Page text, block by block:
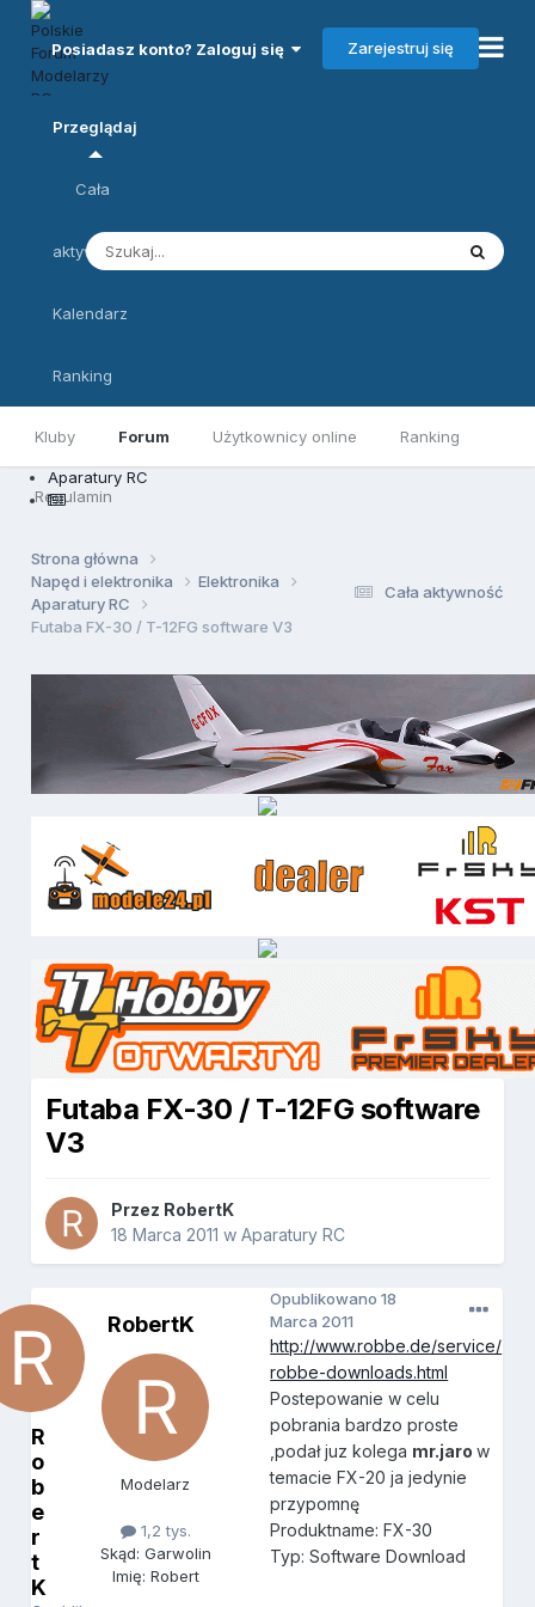
Posiadasz konto? Zaloguj się Zarejestruj się
Przeglądaj
Kluby Forum Użytkownicy online Ranking
Regulamin
Cała
aktywność
Kalendarz
Ranking
Aparatury RC
Cała aktywność
Strona główna
Napęd i elektronika
Elektronika
Aparatury RC
Futaba FX-30 / T-12FG software V3
Futaba FX-30 / T-12FG software
V3
Przez RobertK
18 Marca 2011 wAparatury RC
R
o
b
e
r
t
K
RobertK
Modelarz
1,2 tys.
Skąd: Garwolin
Imię: Robert
Opublikowano18
Marca 2011
http://www.robbe.de/service/
robbe-downloads.html
Postepowanie w celu
pobrania bardzo proste
,podał juz kolega mr.jarow
temacie FX-20 ja jedynie
przypomnę
Produktname: FX-30
Typ: Software Download